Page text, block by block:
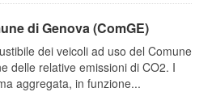
di Genova (ComGE)
dei veicoli ad uso del Comune
delle relative emissioni di CO2. I
aggregata, in funzione...